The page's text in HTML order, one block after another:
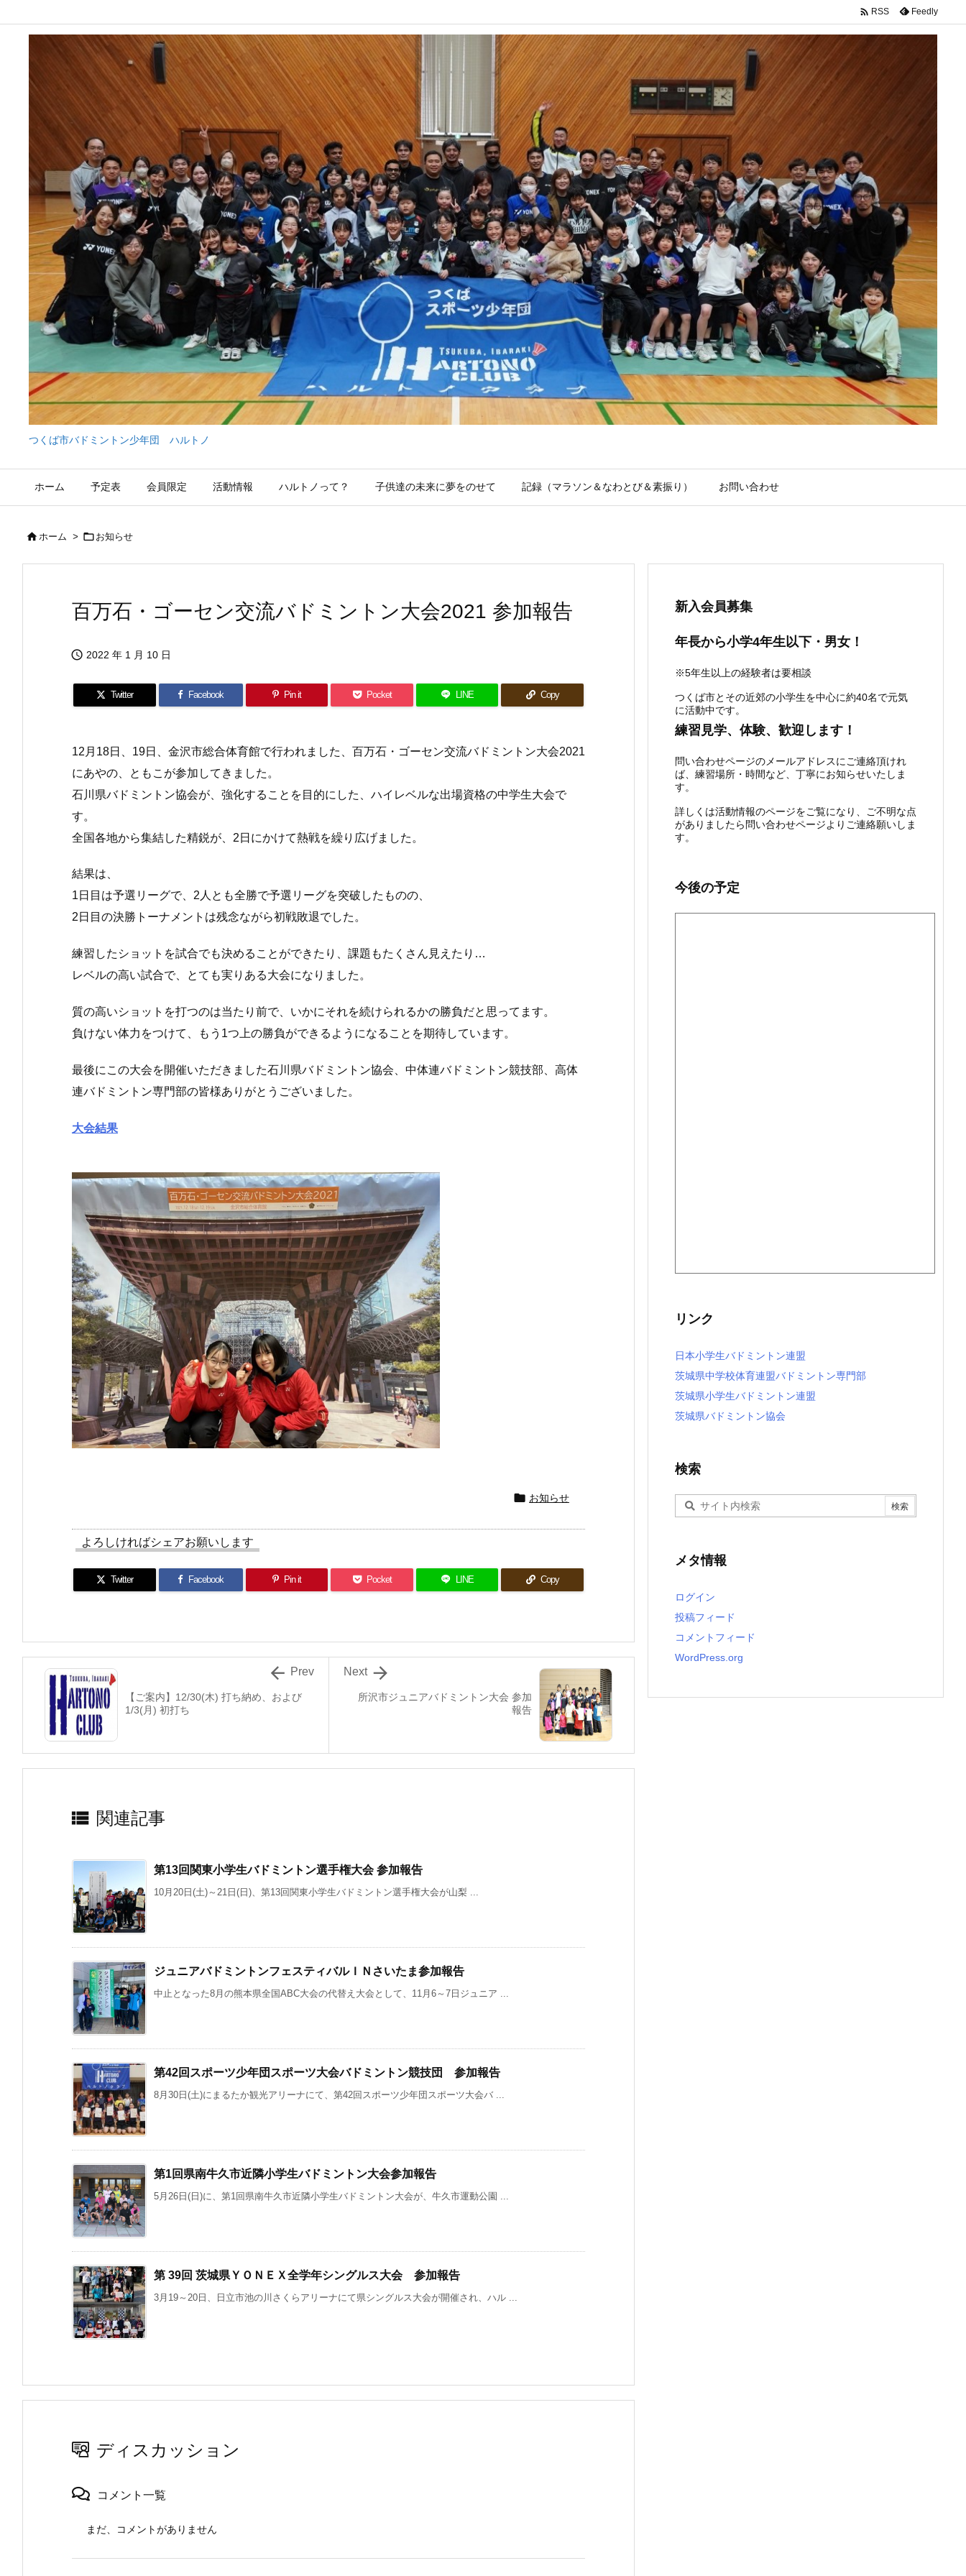
つくば市バドミントン少年団 ハルトノ
ホーム 予定表 会員限定 活動情報 ハルトノって？ 子供達の未来に夢をのせて 記録（マラソン＆なわとび＆素振り） お問い合わせ
 RSS Feedly
 ホーム >  お知らせ
百万石・ゴーセン交流バドミントン大会2021 参加報告
 2022 年 1 月 10 日
Twitter Facebook Pin it Pocket LINE Copy
12月18日、19日、金沢市総合体育館で行われました、百万石・ゴーセン交流バドミントン大会2021
にあやの、ともこが参加してきました。
石川県バドミントン協会が、強化することを目的にした、ハイレベルな出場資格の中学生大会で
す。
全国各地から集結した精鋭が、2日にかけて熱戦を繰り広げました。
結果は、
1日目は予選リーグで、2人とも全勝で予選リーグを突破したものの、
2日目の決勝トーナメントは残念ながら初戦敗退でした。
練習したショットを試合でも決めることができたり、課題もたくさん見えたり…
レベルの高い試合で、とても実りある大会になりました。
質の高いショットを打つのは当たり前で、いかにそれを続けられるかの勝負だと思ってます。
負けない体力をつけて、もう1つ上の勝負ができるようになることを期待しています。
最後にこの大会を開催いただきました石川県バドミントン協会、中体連バドミントン競技部、高体
連バドミントン専門部の皆様ありがとうございました。
大会結果
 お知らせ
よろしければシェアお願いします
Twitter Facebook Pin it Pocket LINE Copy
所沢市ジュニアバドミントン大会 参加
報告

Next
【ご案内】12/30(木) 打ち納め、および
1/3(月) 初打ち
 Prev
 関連記事
第13回関東小学生バドミントン選手権大会 参加報告
10月20日(土)～21日(日)、第13回関東小学生バドミントン選手権大会が山梨 ...
ジュニアバドミントンフェスティバルＩＮさいたま参加報告
中止となった8月の熊本県全国ABC大会の代替え大会として、11月6～7日ジュニア ...
第42回スポーツ少年団スポーツ大会バドミントン競技団 参加報告
8月30日(土)にまるたか観光アリーナにて、第42回スポーツ少年団スポーツ大会バ ...
第1回県南牛久市近隣小学生バドミントン大会参加報告
5月26日(日)に、第1回県南牛久市近隣小学生バドミントン大会が、牛久市運動公園 ...
第 39回 茨城県ＹＯＮＥＸ全学年シングルス大会 参加報告
3月19～20日、日立市池の川さくらアリーナにて県シングルス大会が開催され、ハル ...
ディスカッション
コメント一覧
まだ、コメントがありません
新入会員募集
年長から小学4年生以下・男女！
※5年生以上の経験者は要相談
つくば市とその近郊の小学生を中心に約40名で元気
に活動中です。
練習見学、体験、歓迎します！
問い合わせページのメールアドレスにご連絡頂けれ
ば、練習場所・時間など、丁寧にお知らせいたしま
す。
詳しくは活動情報のページをご覧になり、ご不明な点
がありましたら問い合わせページよりご連絡願いしま
す。
今後の予定
リンク
日本小学生バドミントン連盟
茨城県中学校体育連盟バドミントン専門部
茨城県小学生バドミントン連盟
茨城県バドミントン協会
検索
メタ情報
ログイン
投稿フィード
コメントフィード
WordPress.org